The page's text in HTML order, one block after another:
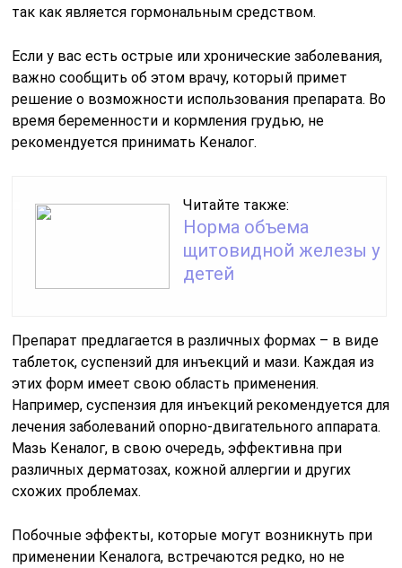
так как является гормональным средством.
Если у вас есть острые или хронические заболевания,
важно сообщить об этом врачу, который примет
решение о возможности использования препарата. Во
время беременности и кормления грудью, не
рекомендуется принимать Кеналог.
Читайте также:
Норма объема
щитовидной железы у
детей
Препарат предлагается в различных формах – в виде
таблеток, суспензий для инъекций и мази. Каждая из
этих форм имеет свою область применения.
Например, суспензия для инъекций рекомендуется для
лечения заболеваний опорно-двигательного аппарата.
Мазь Кеналог, в свою очередь, эффективна при
различных дерматозах, кожной аллергии и других
схожих проблемах.
Побочные эффекты, которые могут возникнуть при
применении Кеналога, встречаются редко, но не